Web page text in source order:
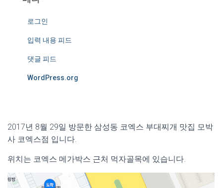
로그인
입력 내용 피드
댓글 피드
WordPress.org
2017년 8월 29일 방문한 삼성동 코엑스 부대찌개 맛집 모박
사 코엑스점 입니다.
위치는 코엑스 메가박스 근처 먹자골목에 있습니다.